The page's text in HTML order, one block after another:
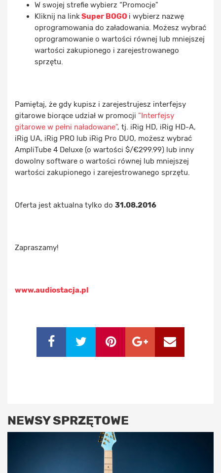
W swojej strefie wybierz “Promocje"
Kliknij na linkSuper BOGO i wybierz nazwę
oprogramowania do załadowania. Możesz wybrać
oprogramowanie o wartości równej lub mniejszej
wartości zakupionego i zarejestrowanego
sprzętu.
Pamiętaj, że gdy kupisz i zarejestrujesz interfejsy
gitarowe biorące udział w promocji "Interfejsy
gitarowe w pełni naładowane", tj. iRig HD, iRig HD-A,
iRig UA, iRig PRO lub iRig Pro DUO, możesz wybrać
AmpliTube 4 Deluxe (o wartości $/€299.99) lub inny
dowolny software o wartości równej lub mniejszej
wartości zakupionego i zarejestrowanego sprzętu.
Oferta jest aktualna tylko do 31.08.2016
Zapraszamy!
www.audiostacja.pl
NEWSY SPRZĘTOWE